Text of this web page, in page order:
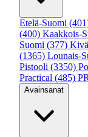
Etelä-Suomi
(400) Kaakkois-
Suomi (377)
(1365) Lounais-
Pistooli (3350)
Practical (485)
Avainsanat